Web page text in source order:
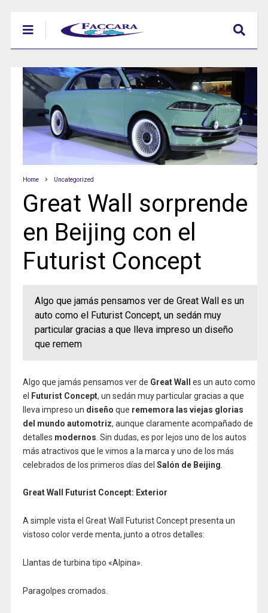
Home Uncategorized
Great Wall sorprende
en Beijing con el
Futurist Concept
Algo que jamás pensamos ver de Great Wall es un
auto como el Futurist Concept, un sedán muy
particular gracias a que lleva impreso un diseño
que remem
Algo que jamás pensamos ver de Great Wall es un auto como
el
Futurist Concept, un sedán muy particular gracias a que
lleva impreso un diseño que rememora las viejas glorias
del mundo automotriz, aunque claramente acompañado de
detalles modernos . Sin dudas, es por lejos uno de los autos
más atractivos que le vimos a la marca y uno de los más
celebrados de los primeros días del Salón de Beijing
Great Wall Futurist Concept: Exterior
A simple vista el Great Wall Futurist Concept presenta un
vistoso color verde menta, junto a otros detalles:
Llantas de turbina tipo «Alpina».
Paragolpes cromados.